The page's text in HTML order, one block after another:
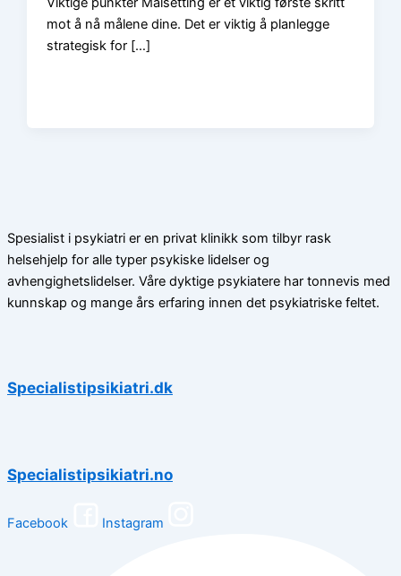
mot å nå målene dine. Det er viktig å planlegge
strategisk for […]
Spesialist i psykiatri er en privat klinikk som tilbyr rask
helsehjelp for alle typer psykiske lidelser og
avhengighetslidelser. Våre dyktige psykiatere har tonnevis med
kunnskap og mange års erfaring innen det psykiatriske feltet.
Specialistipsikiatri.dk
Specialistipsikiatri.no
Facebook Instagram